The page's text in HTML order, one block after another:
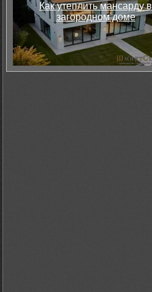
Как утеплить мансарду в
загородном доме